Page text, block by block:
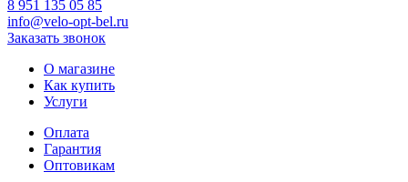
8 951 135 05 85
info@velo-opt-bel.ru
Заказать звонок
О магазине
Как купить
Услуги
Оплата
Гарантия
Оптовикам